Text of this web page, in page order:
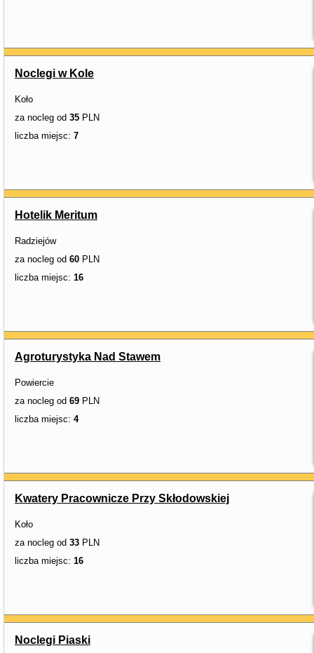
Noclegi w Kole
Koło
za nocleg od 35 PLN
liczba miejsc: 7
Hotelik Meritum
Radziejów
za nocleg od 60 PLN
liczba miejsc: 16
Agroturystyka Nad Stawem
Powiercie
za nocleg od 69 PLN
liczba miejsc: 4
Kwatery Pracownicze Przy Skłodowskiej
Koło
za nocleg od 33 PLN
liczba miejsc: 16
Noclegi Piaski